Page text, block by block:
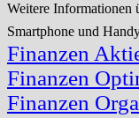
Weitere Informationen
Smartphone und
Finanzen
Finanzen
Finanzen